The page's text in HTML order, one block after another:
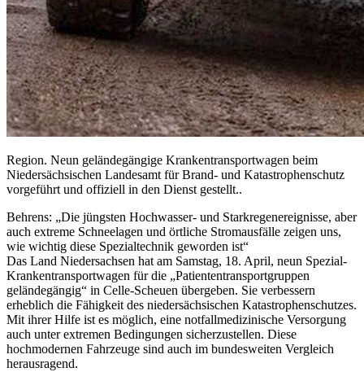
Region. Neun geländegängige Krankentransportwagen beim
Niedersächsischen Landesamt für Brand- und Katastrophenschutz
vorgeführt und offiziell in den Dienst gestellt..
Behrens: „Die jüngsten Hochwasser- und Starkregenereignisse, aber
auch extreme Schneelagen und örtliche Stromausfälle zeigen uns,
wie wichtig diese Spezialtechnik geworden ist“
Das Land Niedersachsen hat am Samstag, 18. April, neun Spezial-
Krankentransportwagen für die „Patiententransportgruppen
geländegängig“ in Celle-Scheuen übergeben. Sie verbessern
erheblich die Fähigkeit des niedersächsischen Katastrophenschutzes.
Mit ihrer Hilfe ist es möglich, eine notfallmedizinische Versorgung
auch unter extremen Bedingungen sicherzustellen. Diese
hochmodernen Fahrzeuge sind auch im bundesweiten Vergleich
herausragend.